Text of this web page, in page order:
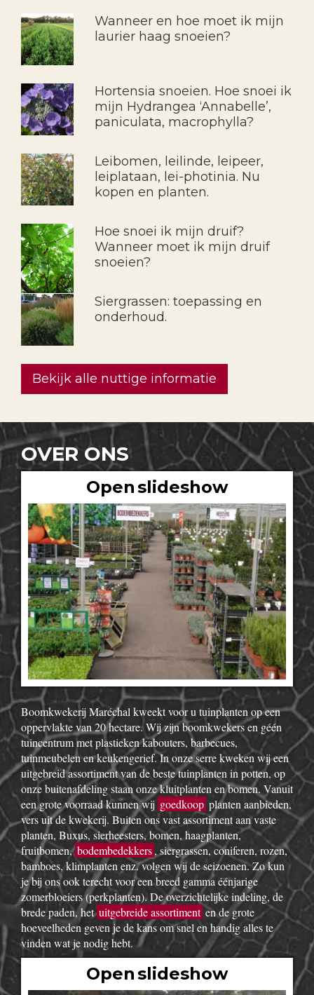
Wanneer en hoe moet ik mijn
laurier haag snoeien?
Hortensia snoeien. Hoe snoei ik
mijn Hydrangea ‘Annabelle’,
paniculata, macrophylla?
Leibomen, leilinde, leipeer,
leiplataan, lei-photinia. Nu
kopen en planten.
Hoe snoei ik mijn druif?
Wanneer moet ik mijn druif
snoeien?
Siergrassen: toepassing en
onderhoud.
Bekijk alle nuttige informatie
OVER ONS
Open slideshow
Boomkwekerij Maréchal kweekt voor u tuinplanten op een
oppervlakte van 20 hectare. Wij zijn boomkwekers en géén
tuincentrum met plastieken kabouters, barbecues,
tuinmeubelen en keukengerief. In onze serre kweken wij een
uitgebreid assortiment van de beste tuinplanten in potten, op
onze buitenafdeling staan onze kluitplanten en bomen. Vanuit
een grote voorraad kunnen wij goedkoop planten aanbieden,
vers uit de kwekerij. Buiten ons vast assortiment aan vaste
planten, Buxus, sierheesters, bomen, haagplanten,
fruitbomen,bodembedekkers, siergrassen, coniferen, rozen,
bamboes, klimplanten enz. volgen wij de seizoenen. Zo kun
je bij ons ook terecht voor een breed gamma éénjarige
zomerbloeiers (perkplanten). De overzichtelijke indeling, de
brede paden, hetuitgebreide assortiment en de grote
hoeveelheden geven je de kans om snel en handig alles te
vinden wat je nodig hebt.
Open slideshow